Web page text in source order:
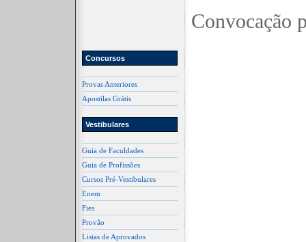
Concursos
Provas Anteriores
Apostilas Grátis
Vestibulares
Guia de Faculdades
Guia de Profissões
Cursos Pré-Vestibulares
Enem
Fies
Provão
Listas de Aprovados
Convocação